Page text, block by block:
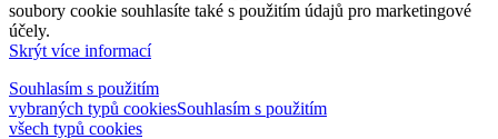
soubory cookie souhlasíte také s použitím údajů pro marketingové
účely.
Skrýt více informací
Souhlasím s použitím
vybraných typů cookiesSouhlasím s použitím
všech typů cookies